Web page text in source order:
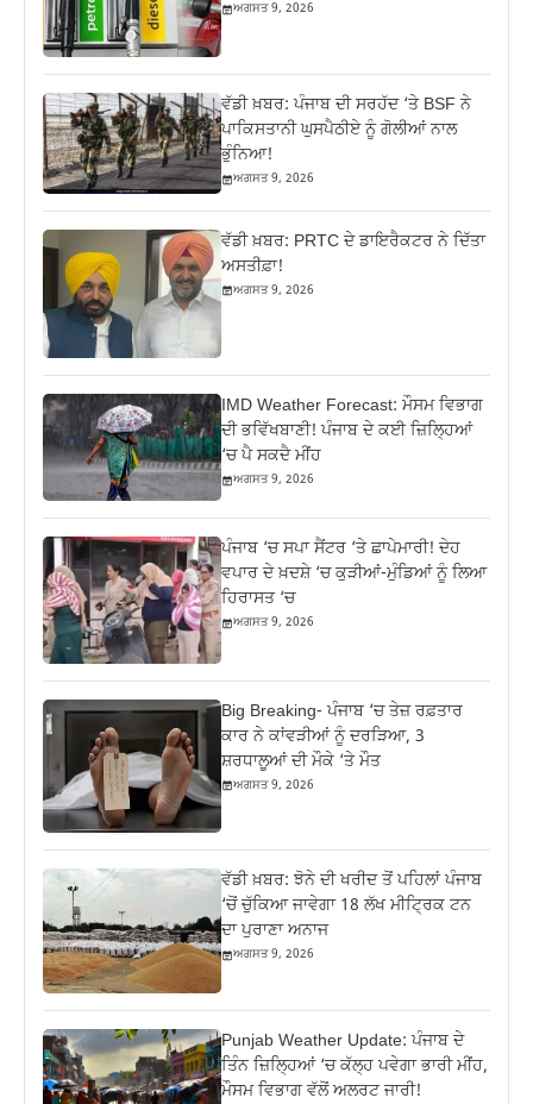
ਅਗਸਤ 9, 2026
ਵੱਡੀ ਖ਼ਬਰ: ਪੰਜਾਬ ਦੀ ਸਰਹੱਦ ‘ਤੇ BSF ਨੇ
ਪਾਕਿਸਤਾਨੀ ਘੁਸਪੈਠੀਏ ਨੂੰ ਗੋਲੀਆਂ ਨਾਲ
ਭੁੰਨਿਆ!
ਅਗਸਤ 9, 2026
ਵੱਡੀ ਖ਼ਬਰ: PRTC ਦੇ ਡਾਇਰੈਕਟਰ ਨੇ ਦਿੱਤਾ
ਅਸਤੀਫ਼ਾ!
ਅਗਸਤ 9, 2026
IMD Weather Forecast: ਮੌਸਮ ਵਿਭਾਗ
ਦੀ ਭਵਿੱਖਬਾਣੀ! ਪੰਜਾਬ ਦੇ ਕਈ ਜ਼ਿਲ੍ਹਿਆਂ
‘ਚ ਪੈ ਸਕਦੈ ਮੀਂਹ
ਅਗਸਤ 9, 2026
ਪੰਜਾਬ ‘ਚ ਸਪਾ ਸੈਂਟਰ ‘ਤੇ ਛਾਪੇਮਾਰੀ! ਦੇਹ
ਵਪਾਰ ਦੇ ਖ਼ਦਸ਼ੇ ‘ਚ ਕੁੜੀਆਂ-ਮੁੰਡਿਆਂ ਨੂੰ ਲਿਆ
ਹਿਰਾਸਤ ‘ਚ
ਅਗਸਤ 9, 2026
Big Breaking- ਪੰਜਾਬ ‘ਚ ਤੇਜ਼ ਰਫ਼ਤਾਰ
ਕਾਰ ਨੇ ਕਾਂਵੜੀਆਂ ਨੂੰ ਦਰੜਿਆ, 3
ਸ਼ਰਧਾਲੂਆਂ ਦੀ ਮੌਕੇ ‘ਤੇ ਮੌਤ
ਅਗਸਤ 9, 2026
ਵੱਡੀ ਖ਼ਬਰ: ਝੋਨੇ ਦੀ ਖਰੀਦ ਤੋਂ ਪਹਿਲਾਂ ਪੰਜਾਬ
‘ਚੋਂ ਚੁੱਕਿਆ ਜਾਵੇਗਾ 18 ਲੱਖ ਮੀਟ੍ਰਿਕ ਟਨ
ਦਾ ਪੁਰਾਣਾ ਅਨਾਜ
ਅਗਸਤ 9, 2026
Punjab Weather Update: ਪੰਜਾਬ ਦੇ
ਤਿੰਨ ਜ਼‍ਿਲ੍ਹਿਆਂ ‘ਚ ਕੱਲ੍ਹ ਪਵੇਗਾ ਭਾਰੀ ਮੀਂਹ,
ਮੌਸਮ ਵਿਭਾਗ ਵੱਲੋਂ ਅਲਰਟ ਜਾਰੀ!